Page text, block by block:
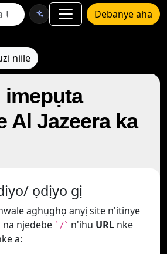
Debanye aha
niile
imepụta
Al Jazeera ka
ọdịyo gị
aghụghọ anyị site n'itinye
na njedebe `/` n'ihu URL nke
a: